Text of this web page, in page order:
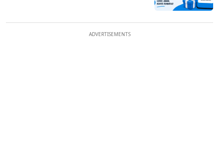
ADVERTISEMENTS